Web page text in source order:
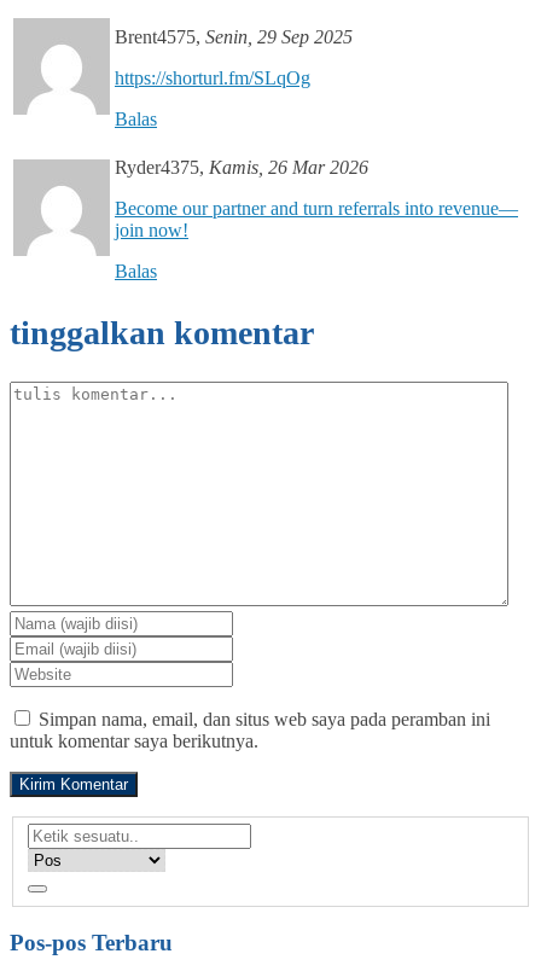
Brent4575, Senin, 29 Sep 2025
https://shorturl.fm/SLqOg
Balas
Ryder4375, Kamis, 26 Mar 2026
Become our partner and turn referrals into revenue—
join now!
Balas
tinggalkan komentar
Simpan nama, email, dan situs web saya pada peramban ini
untuk komentar saya berikutnya.
Pos-pos Terbaru